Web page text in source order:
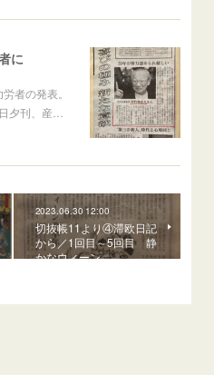
に
者の発表。
夕刊、産…
2023.06.30 12:00
切抜帳11より④滞欧日記
から／1回目～5回目 静
かなウィーン